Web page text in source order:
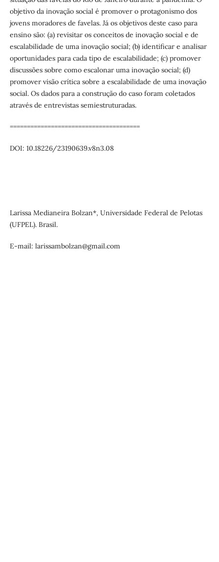
objetivo da inovação social é promover o protagonismo dos
jovens moradores de favelas. Já os objetivos deste caso para
ensino são: (a) revisitar os conceitos de inovação social e de
escalabilidade de uma inovação social; (b) identificar e analisar
oportunidades para cada tipo de escalabilidade; (c) promover
discussões sobre como escalonar uma inovação social; (d)
promover visão crítica sobre a escalabilidade de uma inovação
social. Os dados para a construção do caso foram coletados
através de entrevistas semiestruturadas.
======================================
DOI: 10.18226/23190639.v8n3.08
Larissa Medianeira Bolzan*, Universidade Federal de Pelotas
(UFPEL). Brasil.
E-mail: larissambolzan@gmail.com